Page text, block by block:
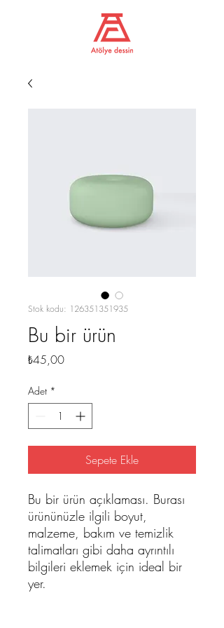
Stok kodu: 126351351935
Bu bir ürün
₺45,00Fiyat
Adet *
Sepete Ekle
Bu bir ürün açıklaması. Burası
ürününüzle ilgili boyut,
malzeme, bakım ve temizlik
talimatları gibi daha ayrıntılı
bilgileri eklemek için ideal bir
yer.